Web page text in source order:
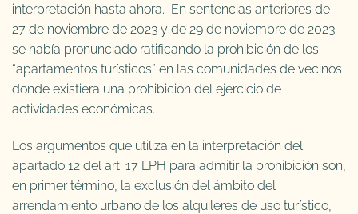
interpretación hasta ahora. En sentencias anteriores de
27 de noviembre de 2023 y de 29 de noviembre de 2023
se había pronunciado ratificando la prohibición de los
“apartamentos turísticos” en las comunidades de vecinos
donde existiera una prohibición del ejercicio de
actividades económicas.
Los argumentos que utiliza en la interpretación del
apartado 12 del art. 17 LPH para admitir la prohibición son,
en primer término, la exclusión del ámbito del
arrendamiento urbano de los alquileres de uso turístico,